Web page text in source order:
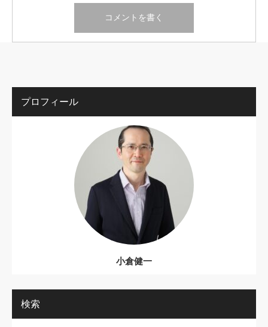
プロフィール
小倉健一
検索